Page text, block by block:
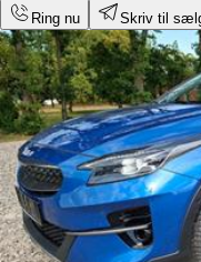
Ring nu Skriv til